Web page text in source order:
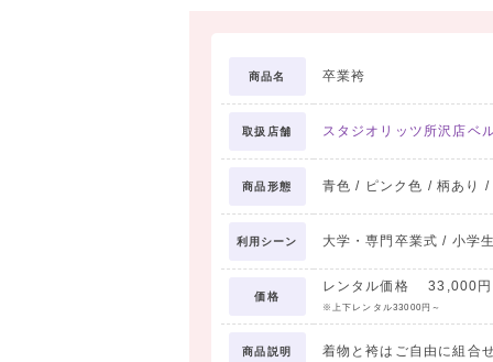
商品名 卒業袴
取扱店舗 スタジオリッツ所沢店ベ
商品形態 青色 / ピンク色 / 柄あり
利用シーン 大学・専門卒業式 / 小学
価格
レンタル価格 33,000
※上下レンタル33000円～
商品説明 着物と袴はご自由に組合